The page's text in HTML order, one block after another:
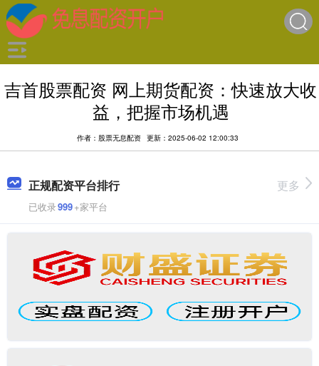
吉首股票配资 网上期货配资：快速放大收
益，把握市场机遇
作者：股票无息配资 更新：2025-06-02 12:00:33
正规配资平台排行
已收录999+家平台
更多